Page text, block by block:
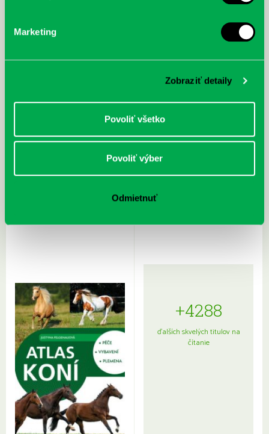
Marketing
Zobraziť detaily
Povoliť všetko
Povoliť výber
Odmietnuť
Rudź, Przemyslaw: Atlas hviezd:
Sprievodca po hviezdnej oblohe
Hardy, Paula: Japonsko na tanieri:
kompletný sprievodca
+4288
ďalších skvelých titulov na
čítanie